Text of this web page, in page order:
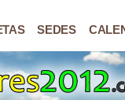
SEDES